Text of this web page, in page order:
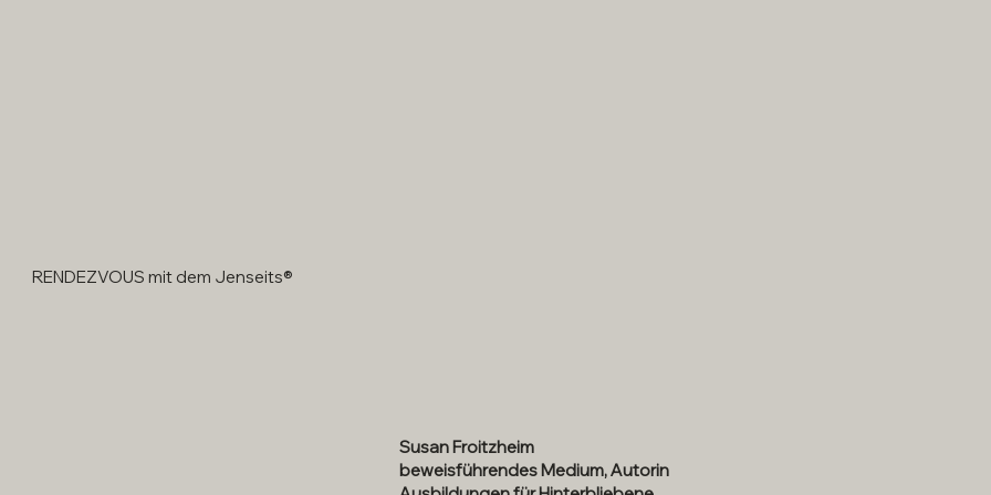
RENDEZVOUS mit dem Jenseits®
Susan Froitzheim
beweisführendes Medium, Autorin